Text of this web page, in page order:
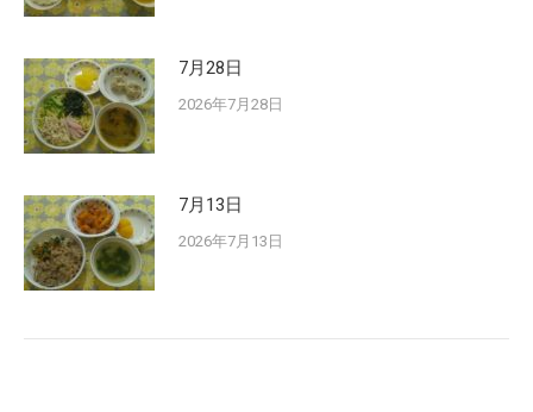
7月28日
2026年7月28日
7月13日
2026年7月13日